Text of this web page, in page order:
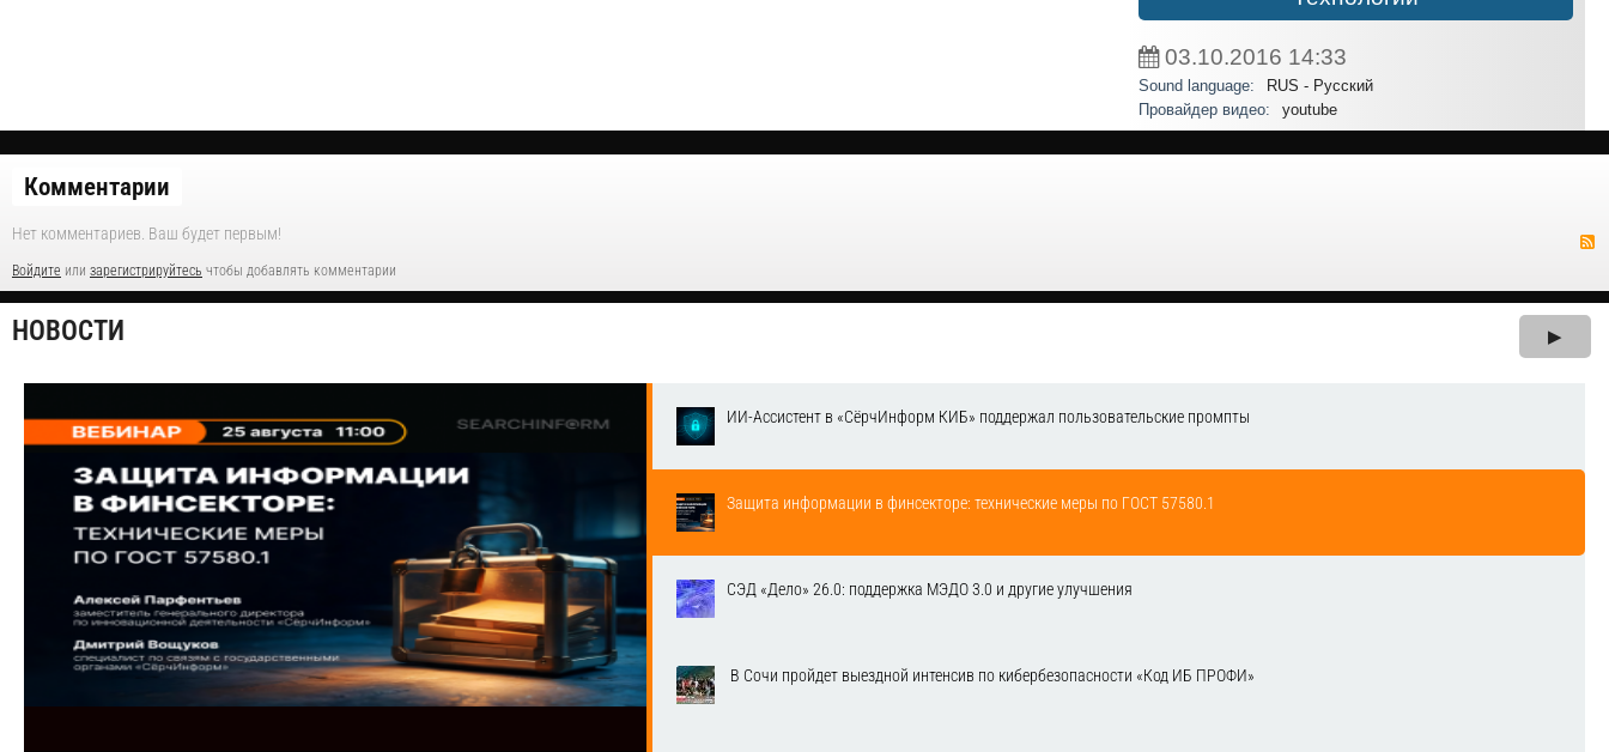
03.10.2016 14:33
Sound language:
RUS - Русский
Провайдер видео:
youtube
Комментарии
Нет комментариев. Ваш будет первым!
Войдите или зарегистрируйтесь чтобы добавлять комментарии
НОВОСТИ ▶
ИИ-Ассистент в «СёрчИнформ КИБ» поддержал пользовательские промпты
Защита информации в финсекторе: технические меры по ГОСТ 57580.1
СЭД «Дело» 26.0: поддержка МЭДО 3.0 и другие улучшения
​ В Сочи пройдет выездной интенсив по кибербезопасности «Код ИБ ПРОФИ»